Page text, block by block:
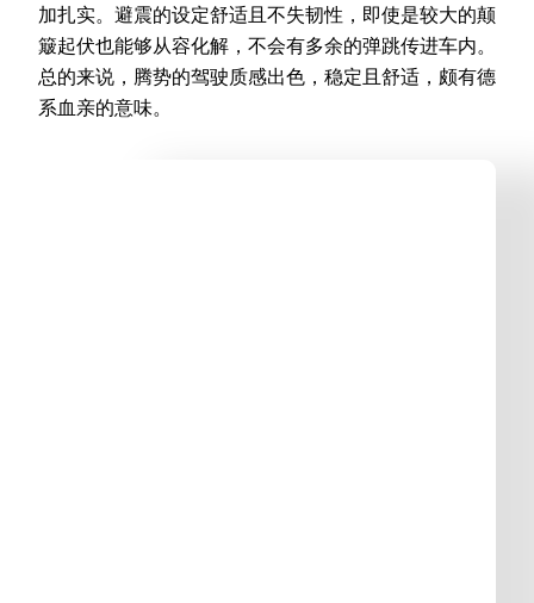
加扎实。避震的设定舒适且不失韧性，即使是较大的颠
簸起伏也能够从容化解，不会有多余的弹跳传进车内。
总的来说，腾势的驾驶质感出色，稳定且舒适，颇有德
系血亲的意味。